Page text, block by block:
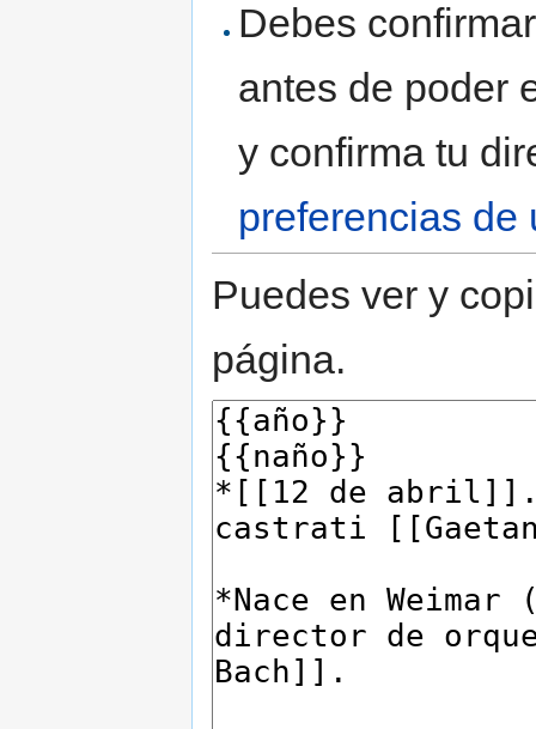
Debes
antes de poder
y confirma tu
preferencias de
Puedes ver y
página.